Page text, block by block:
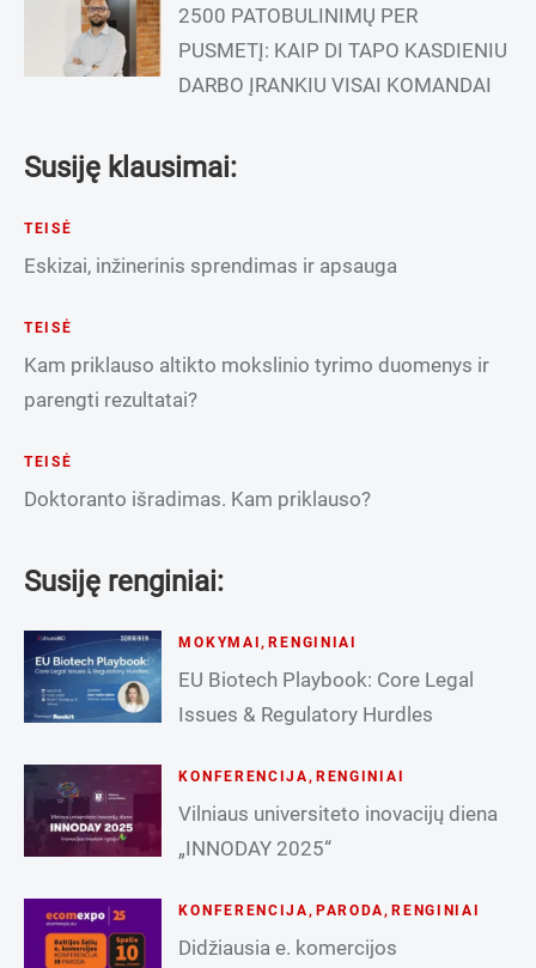
2500 PATOBULINIMŲ PER
PUSMETĮ: KAIP DI TAPO KASDIENIU
DARBO ĮRANKIU VISAI KOMANDAI
Susiję klausimai:
TEISĖ
Eskizai, inžinerinis sprendimas ir apsauga
TEISĖ
Kam priklauso altikto mokslinio tyrimo duomenys ir
parengti rezultatai?
TEISĖ
Doktoranto išradimas. Kam priklauso?
Susiję renginiai:
MOKYMAI ,RENGINIAI
EU Biotech Playbook: Core Legal
Issues & Regulatory Hurdles
KONFERENCIJA , RENGINIAI
Vilniaus universiteto inovacijų diena
„INNODAY 2025“
KONFERENCIJA , PARODA ,RENGINIAI
Didžiausia e. komercijos